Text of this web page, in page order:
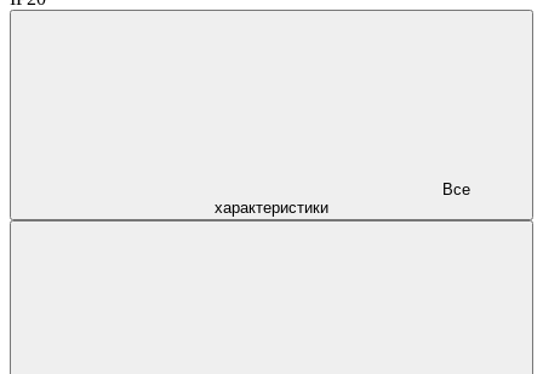
характеристики